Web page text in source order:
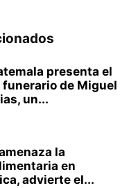
presenta el
de Miguel
un...
la
en
advierte el...